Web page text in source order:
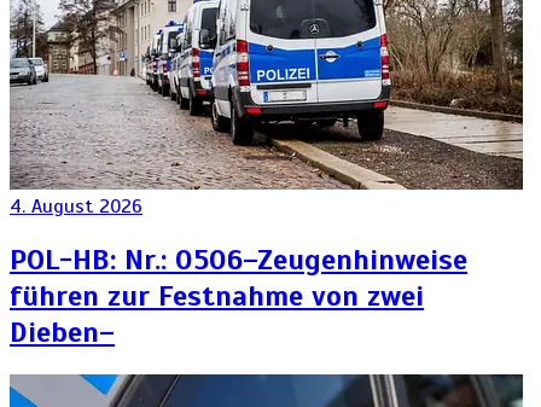
4. August 2026
POL-HB: Nr.: 0506–Zeugenhinweise
führen zur Festnahme von zwei
Dieben–